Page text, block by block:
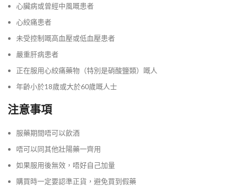
心臟病或曾經中風嘅患者
心絞痛患者
未受控制嘅高血壓或低血壓患者
嚴重肝病患者
正在服用心絞痛藥物（特別是硝酸鹽類）嘅人
年齡小於18歲或大於60歲嘅人士
注意事項
服藥期間唔可以飲酒
唔可以同其他壯陽藥一齊用
如果服用後無效，唔好自己加量
購買時一定要認準正貨，避免買到假藥